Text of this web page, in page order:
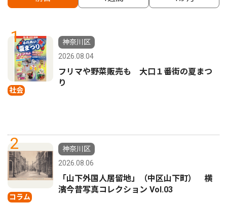
1
社会
神奈川区
2026.08.04
フリマや野菜販売も 大口１番街の夏まつ
り
2
コラム
神奈川区
2026.08.06
「山下外国人居留地」（中区山下町） 横
濱今昔写真コレクション Vol.03